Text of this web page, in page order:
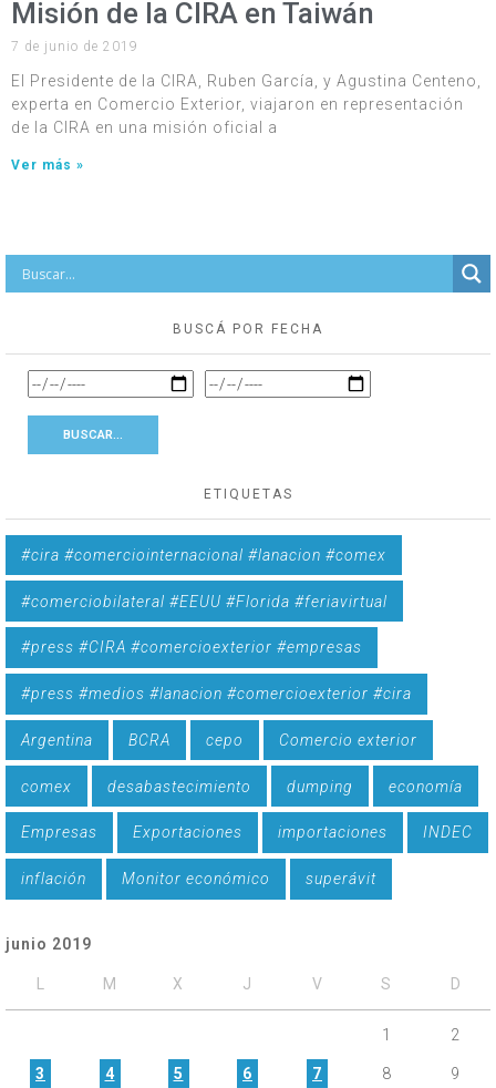
Misión de la CIRA en Taiwán
7 de junio de 2019
El Presidente de la CIRA, Ruben García, y Agustina Centeno,
experta en Comercio Exterior, viajaron en representación
de la CIRA en una misión oficial a
Ver más »
BUSCÁ POR FECHA
ETIQUETAS
#cira #comerciointernacional #lanacion #comex
#comerciobilateral #EEUU #Florida #feriavirtual
#press #CIRA #comercioexterior #empresas
#press #medios #lanacion #comercioexterior #cira
Argentina BCRA cepo Comercio exterior
comex desabastecimiento dumping economía
Empresas Exportaciones importaciones INDEC
inflación Monitor económico superávit
junio 2019
M X J V S D
1 2
3 4 5 6 7 8 9